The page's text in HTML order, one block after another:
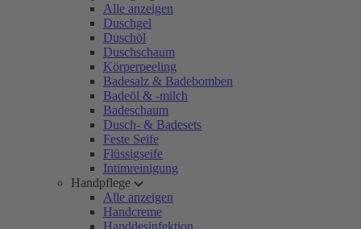
Alle anzeigen
Duschgel
Duschöl
Duschschaum
Körperpeeling
Badesalz & Badebomben
Badeöl & -milch
Badeschaum
Dusch- & Badesets
Feste Seife
Flüssigseife
Intimreinigung
Handpflege
Alle anzeigen
Handcreme
Handdesinfektion